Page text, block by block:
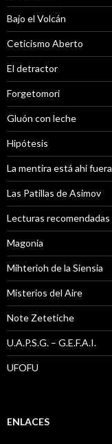
Bajo el Volcán
Ceticismo Aberto
El detractor
Forgetomori
Gluón con leche
Hipótesis
La mentira está ahi fuera
Las Patillas de Asimov
Lecturas recomendadas
Magonia
Mihterioh de la Siensia
Misterios del Aire
Note Zetetiche
U.A.P.S.G. – G.E.F.A.I.
UFOFU
ENLACES